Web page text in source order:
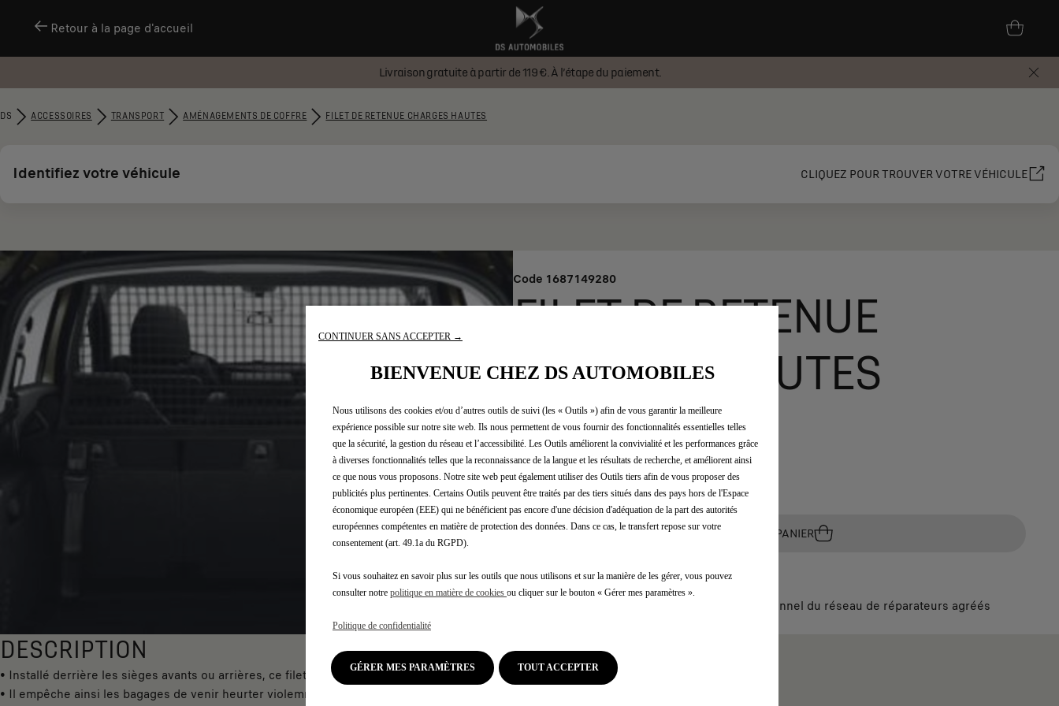
Retour à la page d'accueil
Livraison gratuite à partir de 119 €. À l’étape du paiement.
DS ACCESSOIRES TRANSPORT AMÉNAGEMENTS DE COFFRE FILET DE RETENUE CHARGES HAUTES
Identifiez votre véhicule CLIQUEZ POUR TROUVER VOTRE VÉHICULE
Code 1687149280
FILET DE RETENUE
CHARGES HAUTES
251,24 €
P
r
c
e
2
5
2
4
TTC/UNITÉ
- +
Q
t
i
u
p
d
Produit en rupture
AJOUTEZ AU PANIER
Paiement en plusieurs fois
Ce produit doit être installé par un professionnel du réseau de réparateurs agréés
DESCRIPTION
• Installé derrière les sièges avants ou arrières, ce filet amovible est destiné à retenir des objets se trouvant dans le coffre.
• Il empêche ainsi les bagages de venir heurter violemment les passagers du véhicule en cas de freinage brutal ou de choc.
CONTINUER SANS ACCEPTER →
BIENVENUE CHEZ DS AUTOMOBILES
Nous utilisons des cookies et/ou d’autres outils de suivi (les « Outils ») afin de vous garantir la meilleure
expérience possible sur notre site web. Ils nous permettent de vous fournir des fonctionnalités essentielles telles
que la sécurité, la gestion du réseau et l’accessibilité. Les Outils améliorent la convivialité et les performances grâce
à diverses fonctionnalités telles que la reconnaissance de la langue et les résultats de recherche, et améliorent ainsi
ce que nous vous proposons. Notre site web peut également utiliser des Outils tiers afin de vous proposer des
publicités plus pertinentes. Certains Outils peuvent être traités par des tiers situés dans des pays hors de l'Espace
économique européen (EEE) qui ne bénéficient pas encore d'une décision d'adéquation de la part des autorités
européennes compétentes en matière de protection des données. Dans ce cas, le transfert repose sur votre
consentement (art. 49.1a du RGPD).
Si vous souhaitez en savoir plus sur les outils que nous utilisons et sur la manière de les gérer, vous pouvez
consulter notre politique en matière de cookies ou cliquer sur le bouton « Gérer mes paramètres ».
Politique de confidentialité
GÉRER MES PARAMÈTRES TOUT ACCEPTER